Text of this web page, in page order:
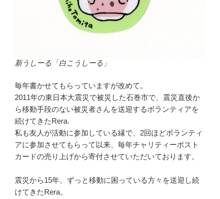
新うしーる「白こうしーる」
毎年書かせてもらっていますが改めて。
2011年の東日本大震災で被災した石巻市で、震災直後か
ら移動手段のない被災者さんを送迎するボランティアを
続けてきたRera.
私も友人が活動に参加している縁で、2回ほどボランティ
アに参加させてもらって以来、毎年チャリティーポスト
カードの売り上げから寄付させていただいております。
震災から15年、ずっと移動に困っている方々を送迎し続
けてきたRera。